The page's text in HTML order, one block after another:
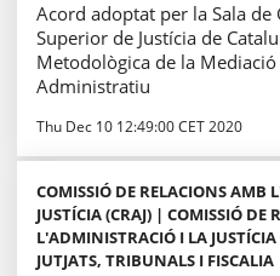
Acord adoptat per la Sala
Superior de Justícia de
Metodològica de la
Administratiu
Thu Dec 10 12:49:00 CET 2020
COMISSIÓ DE RELACIONS AMB
JUSTÍCIA (CRAJ) | COMISSIÓ DE
L'ADMINISTRACIÓ I LA JUSTÍCIA
JUTJATS, TRIBUNALS I FISCALIA